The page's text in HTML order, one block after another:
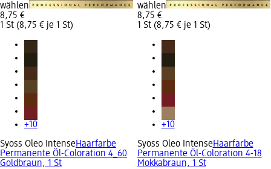
wählen
8,75 €
1 St (8,75 € je 1 St)
+10
Syoss Oleo IntenseHaarfarbe
Permanente Öl-Coloration 4_60
Goldbraun, 1 St
wählen
8,75 €
1 St (8,75 € je 1 St)
+10
Syoss Oleo IntenseHaarfarbe
Permanente Öl-Coloration 4-18
Mokkabraun, 1 St